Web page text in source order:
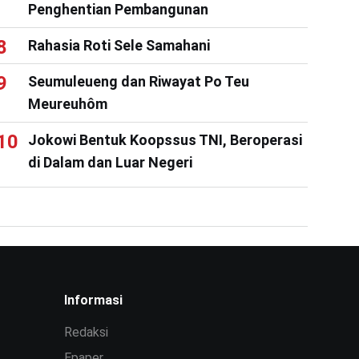
Penghentian Pembangunan
Rahasia Roti Sele Samahani
Seumuleueng dan Riwayat Po Teu
Meureuhôm
Jokowi Bentuk Koopssus TNI, Beroperasi
di Dalam dan Luar Negeri
Informasi
Redaksi